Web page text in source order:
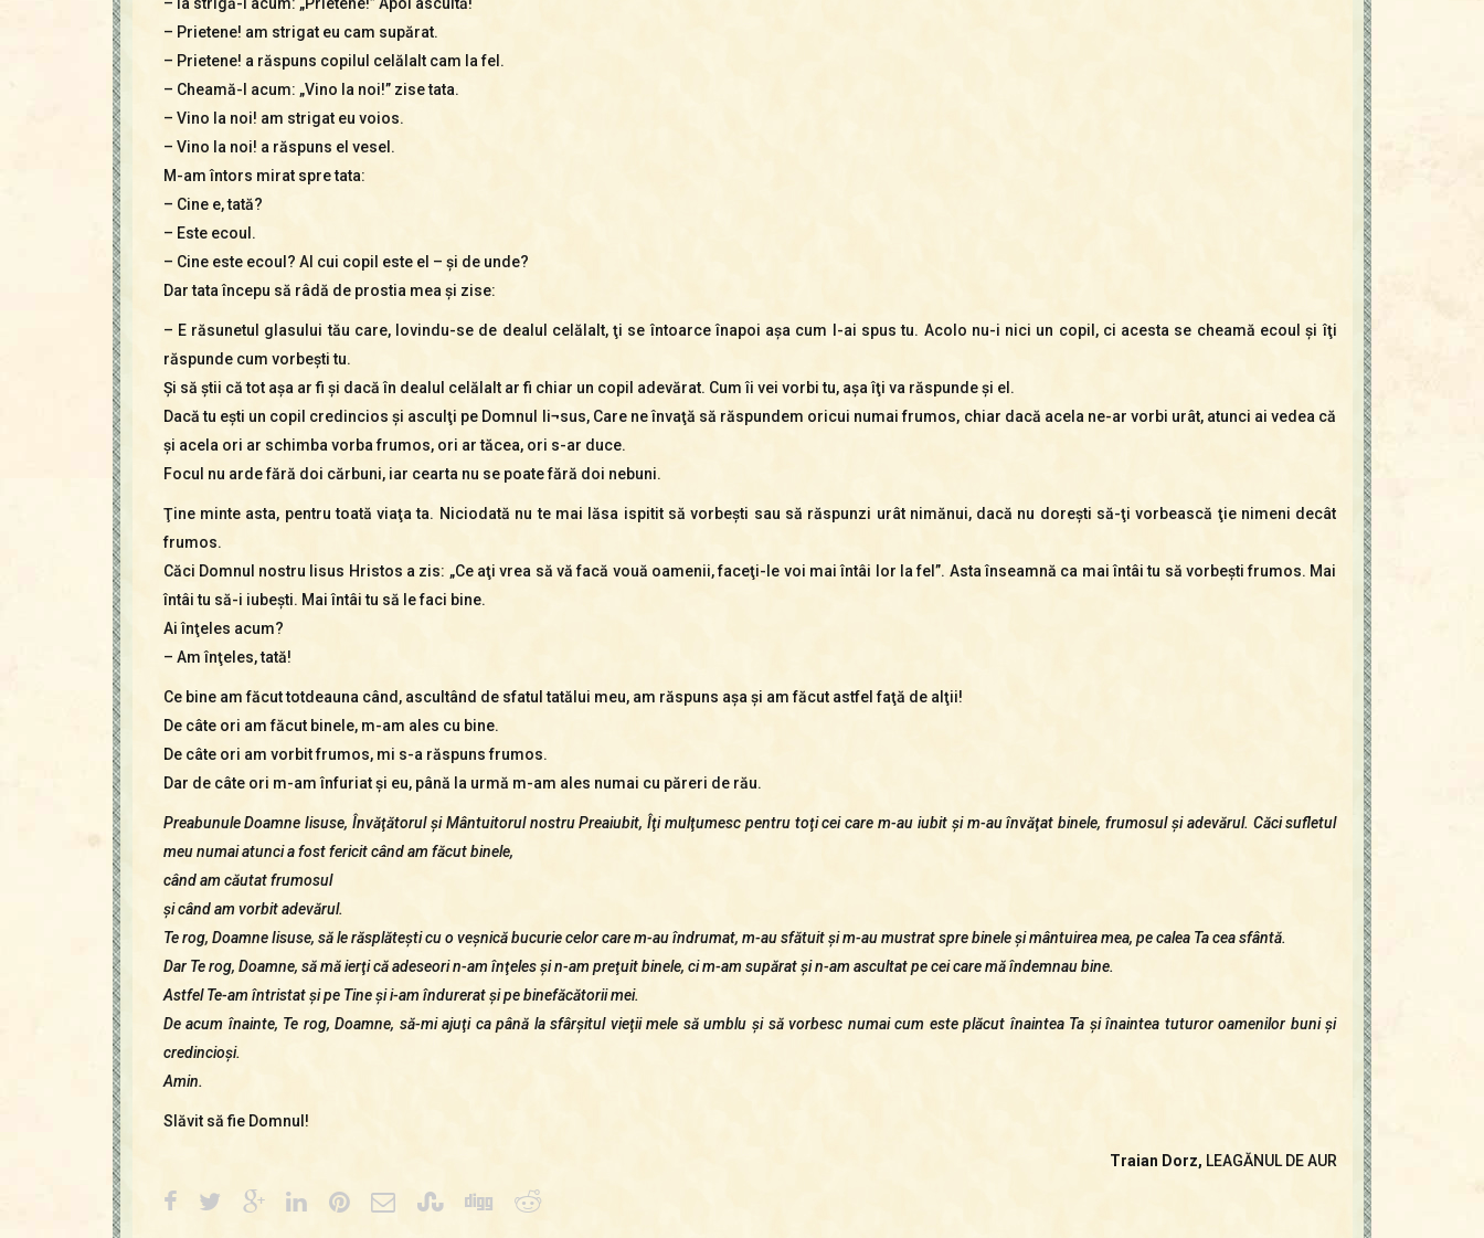
– Prietene! am strigat eu cam supărat.
– Prietene! a răspuns copilul celălalt cam la fel.
– Cheamă-l acum: „Vino la noi!” zise tata.
– Vino la noi! am strigat eu voios.
– Vino la noi! a răspuns el vesel.
M-am întors mirat spre tata:
– Cine e, tată?
– Este ecoul.
– Cine este ecoul? Al cui copil este el – şi de unde?
Dar tata începu să râdă de prostia mea şi zise:
– E răsunetul glasului tău care, lovindu-se de dealul celălalt, ţi se întoarce înapoi aşa cum l-ai spus tu. Acolo nu-i nici un copil, ci acesta se cheamă ecoul şi îţi
răspunde cum vorbeşti tu.
Şi să ştii că tot aşa ar fi şi dacă în dealul celălalt ar fi chiar un copil adevărat. Cum îi vei vorbi tu, aşa îţi va răspunde şi el.
Dacă tu eşti un copil credincios şi asculţi pe Domnul Ii¬sus, Care ne învaţă să răspundem oricui numai frumos, chiar dacă acela ne-ar vorbi urât, atunci ai vedea că
şi acela ori ar schimba vorba frumos, ori ar tăcea, ori s-ar duce.
Focul nu arde fără doi cărbuni, iar cearta nu se poate fără doi nebuni.
Ţine minte asta, pentru toată viaţa ta. Niciodată nu te mai lăsa ispitit să vorbeşti sau să răspunzi urât nimănui, dacă nu doreşti să-ţi vorbească ţie nimeni decât
frumos.
Căci Domnul nostru Iisus Hristos a zis: „Ce aţi vrea să vă facă vouă oamenii, faceţi-le voi mai întâi lor la fel”. Asta înseamnă ca mai întâi tu să vorbeşti frumos. Mai
întâi tu să-i iubeşti. Mai întâi tu să le faci bine.
Ai înţeles acum?
– Am înţeles, tată!
Ce bine am făcut totdeauna când, ascultând de sfatul tatălui meu, am răspuns aşa şi am făcut astfel faţă de alţii!
De câte ori am făcut binele, m-am ales cu bine.
De câte ori am vorbit frumos, mi s-a răspuns frumos.
Dar de câte ori m-am înfuriat şi eu, până la urmă m-am ales numai cu păreri de rău.
Preabunule Doamne Iisuse, Învăţătorul şi Mântuitorul nostru Preaiubit, Îţi mulţumesc pentru toţi cei care m-au iubit şi m-au învăţat binele, frumosul şi adevărul. Căci sufletul
meu numai atunci a fost fericit când am făcut binele,
când am căutat frumosul
şi când am vorbit adevărul.
Te rog, Doamne Iisuse, să le răsplăteşti cu o veşnică bucurie celor care m-au îndrumat, m-au sfătuit şi m-au mustrat spre binele şi mântuirea mea, pe calea Ta cea sfântă.
Dar Te rog, Doamne, să mă ierţi că adeseori n-am înţeles şi n-am preţuit binele, ci m-am supărat şi n-am ascultat pe cei care mă îndemnau bine.
Astfel Te-am întristat şi pe Tine şi i-am îndurerat şi pe binefăcătorii mei.
De acum înainte, Te rog, Doamne, să-mi ajuţi ca până la sfârşitul vieţii mele să umblu şi să vorbesc numai cum este plăcut înaintea Ta şi înaintea tuturor oamenilor buni şi
credincioşi.
Amin.
Slăvit să fie Domnul!
Traian Dorz, LEAGĂNUL DE AUR